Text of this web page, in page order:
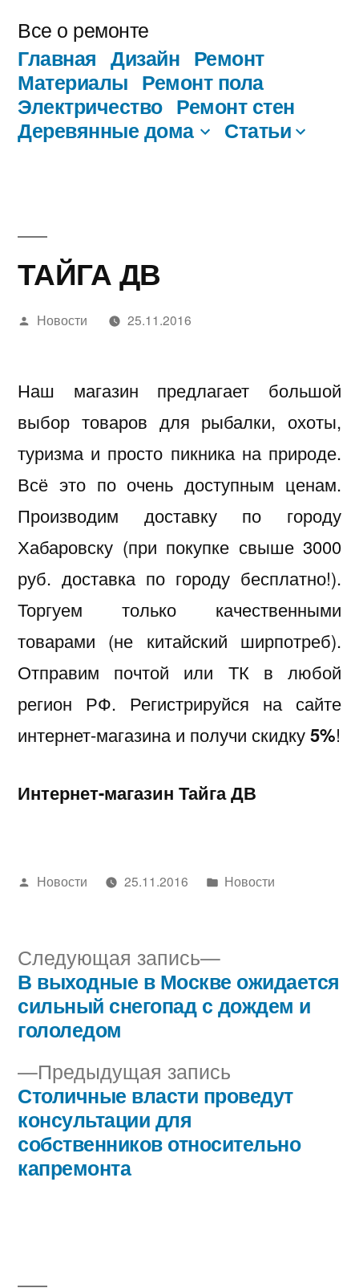
содержимому
Все о ремонте
Главная Дизайн Ремонт
Материалы Ремонт пола
Электричество Ремонт стен
Деревянные дома
Статьи
ТАЙГА ДВ
Написано
Новости 25.11.2016
Наш магазин предлагает большой
выбор товаров для рыбалки, охоты,
туризма и просто пикника на природе.
Всё это по очень доступным ценам.
Производим доставку по городу
Хабаровску (при покупке свыше 3000
руб. доставка по городу бесплатно!).
Торгуем только качественными
товарами (не китайский ширпотреб).
Отправим почтой или ТК в любой
регион РФ. Регистрируйся на сайте
интернет-магазина и получи скидку5%!
Интернет-магазин Тайга ДВ
Написано
Новости 25.11.2016
Написано
Новости
Навигация
по
записям
Предыдущая запись
запись:
Столичные власти проведут
консультации для
собственников относительно
капремонта
Следующая запись
Следующая
запись:
В выходные в Москве ожидается
сильный снегопад с дождем и
гололедом